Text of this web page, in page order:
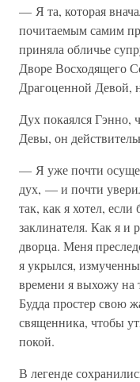
— Я та, которая
почитаемым самим
приняла обличье
Дворе Восходящего
Драгоценной Девой,
Дух покаялся Гэнно,
Девы, он
— Я уже почти
дух, — и почти
так, как я хотел,
заклинателя. Как я и
дворца. Меня
я укрылся,
времени я выхожу на
Будда простер свою
священника, чтобы
покой.
В легенде